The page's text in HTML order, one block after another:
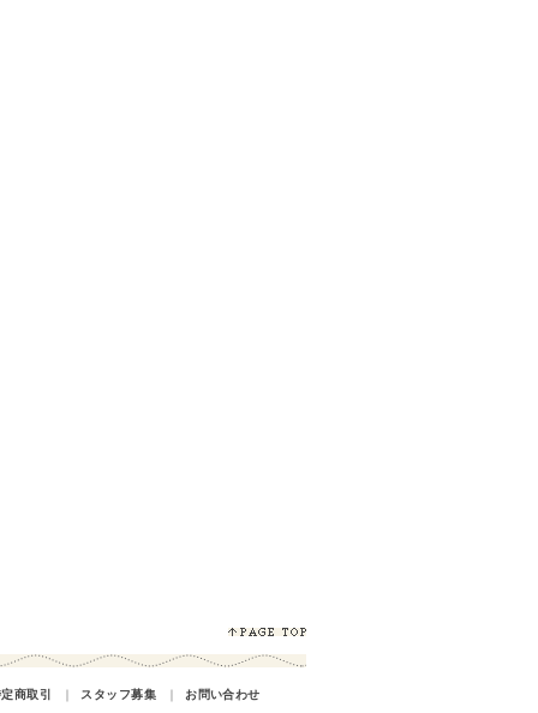
商取引 ｜ スタッフ募集 ｜ お問い合わせ